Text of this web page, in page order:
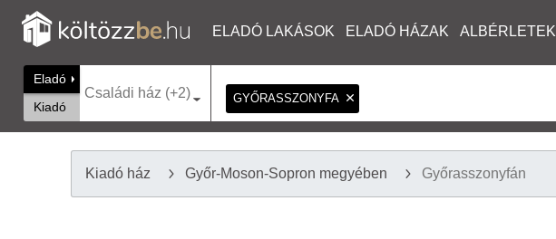
ELADÓ LAKÁSOK ELADÓ HÁZAK ALBÉRLETEK
Eladó
Kiadó
Családi ház (+2) GYŐRASSZONYFA
Kiadó ház Győr-Moson-Sopron megyében Győrasszonyfán